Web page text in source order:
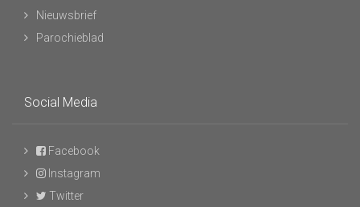
Nieuwsbrief
Parochieblad
Social Media
Facebook
Instagram
Twitter